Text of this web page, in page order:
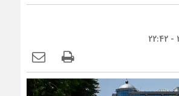
سوءاستفاده معاندین از
اختصاصی| معطلی بار
رضا صادقی: بدرقه میهمان